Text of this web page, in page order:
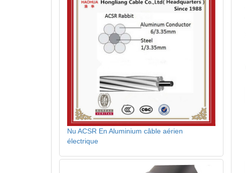
Nu ACSR En Aluminium câble aérien
électrique